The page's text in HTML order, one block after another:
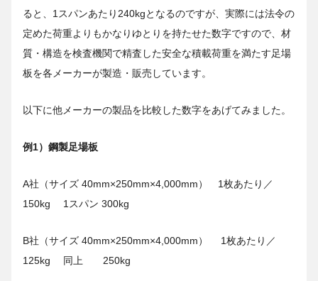
ると、1スパンあたり240kgとなるのですが、実際には法令の
定めた荷重よりもかなりゆとりを持たせた数字ですので、材
質・構造を検査機関で精査した安全な積載荷重を満たす足場
板を各メーカーが製造・販売しています。
以下に他メーカーの製品を比較した数字をあげてみました。
例1）鋼製足場板
A社（サイズ 40mm×250mm×4,000mm） 1枚あたり／
150kg 1スパン 300kg
B社（サイズ 40mm×250mm×4,000mm） 1枚あたり／
125kg 同上 250kg